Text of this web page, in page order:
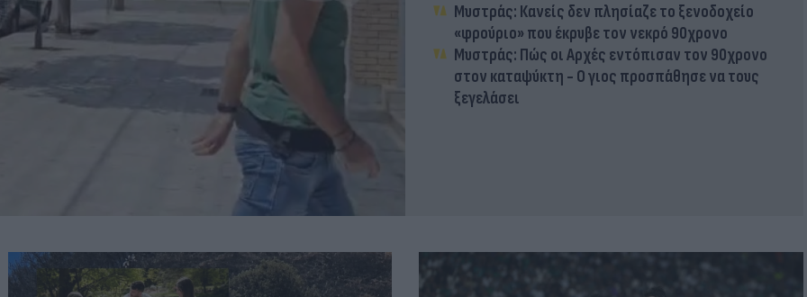
Μυστράς: Κανείς δεν πλησίαζε το ξενοδοχείο
«φρούριο» που έκρυβε τον νεκρό 90χρονο
Μυστράς: Πώς οι Αρχές εντόπισαν τον 90χρονο
στον καταψύκτη - Ο γιος προσπάθησε να τους
ξεγελάσει